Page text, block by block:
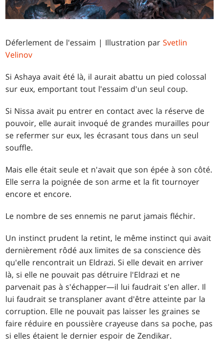
Déferlement de l'essaim | Illustration parSvetlin
Velinov
Si Ashaya avait été là, il aurait abattu un pied colossal
sur eux, emportant tout l'essaim d'un seul coup.
Si Nissa avait pu entrer en contact avec la réserve de
pouvoir, elle aurait invoqué de grandes murailles pour
se refermer sur eux, les écrasant tous dans un seul
souffle.
Mais elle était seule et n'avait que son épée à son côté.
Elle serra la poignée de son arme et la fit tournoyer
encore et encore.
Le nombre de ses ennemis ne parut jamais fléchir.
Un instinct prudent la retint, le même instinct qui avait
dernièrement rôdé aux limites de sa conscience dès
qu'elle rencontrait un Eldrazi. Si elle devait en arriver
là, si elle ne pouvait pas détruire l'Eldrazi et ne
parvenait pas à s'échapper—il lui faudrait s'en aller. Il
lui faudrait se transplaner avant d'être atteinte par la
corruption. Elle ne pouvait pas laisser les graines se
faire réduire en poussière crayeuse dans sa poche, pas
si elles étaient le dernier espoir de Zendikar.